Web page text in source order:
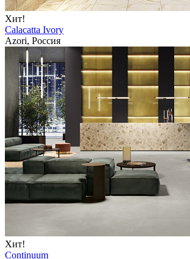
Хит!
Calacatta Ivory
Azori, Россия
Хит!
Continuum